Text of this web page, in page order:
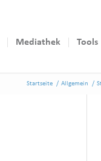
Mediathek Tools
Startseite / Allgemein /